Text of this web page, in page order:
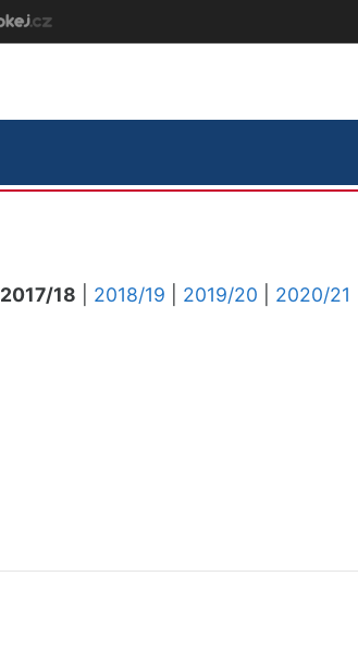
2017/18 2018/19 2019/20
2020/21